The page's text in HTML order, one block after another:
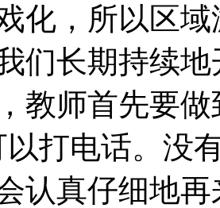
化，所以区
们长期持续
教师首先要
以打电话。没
认真仔细地